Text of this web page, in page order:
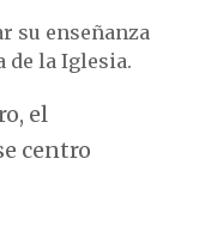
su enseñanza
de la Iglesia.
el
centro